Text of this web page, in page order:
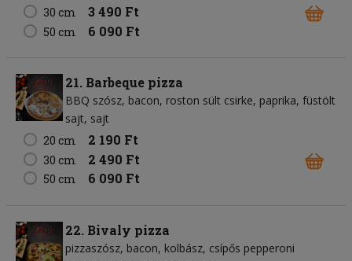
30 cm 3 490 Ft
50 cm 6 090 Ft
21. Barbeque pizza
BBQ szósz bacon roston sült csirke paprika füstölt
sajt sajt
20 cm
2 190 Ft
30 cm 2 490 Ft
50 cm 6 090 Ft
22. Bivaly pizza
pizzaszósz bacon kolbász csípős pepperoni